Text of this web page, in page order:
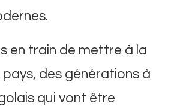
en train de mettre à la
des générations à
qui vont être